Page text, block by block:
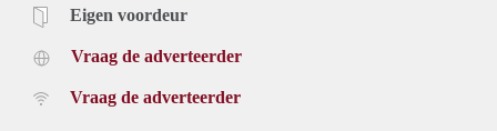
Eigen voordeur
Vraag de adverteerder
Vraag de adverteerder